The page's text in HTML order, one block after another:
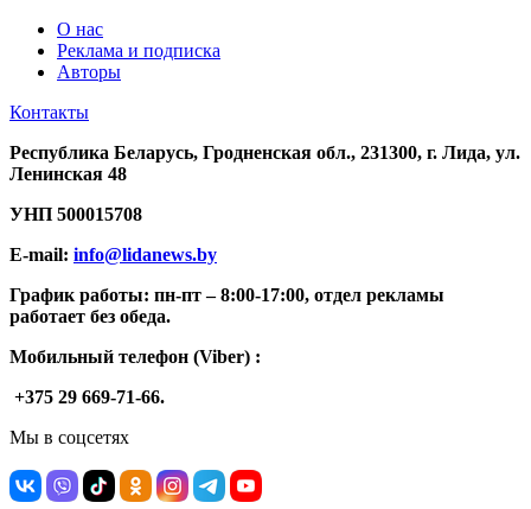
О нас
Реклама и подписка
Авторы
Контакты
Республика Беларусь, Гродненская обл., 231300, г. Лида, ул.
Ленинская 48
УНП 500015708
E-mail: info@lidanews.by
График работы: пн-пт –8:00-17:00, отдел рекламы
работает без обеда.
Мобильный телефон (Viber) :
+375 29 669-71-66.
Мы в соцсетях